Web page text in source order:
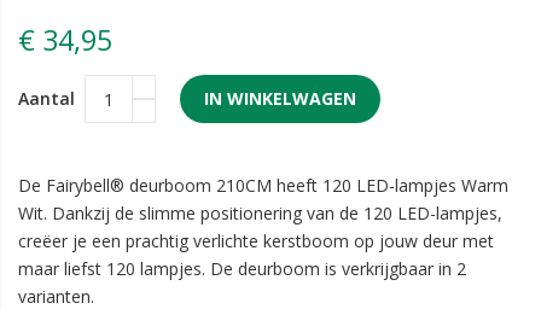
€ 34,95
Aantal IN WINKELWAGEN
De Fairybell® deurboom 210CM heeft 120 LED-lampjes Warm
Wit. Dankzij de slimme positionering van de 120 LED-lampjes,
creëer je een prachtig verlichte kerstboom op jouw deur met
maar liefst 120 lampjes. De deurboom is verkrijgbaar in 2
varianten.